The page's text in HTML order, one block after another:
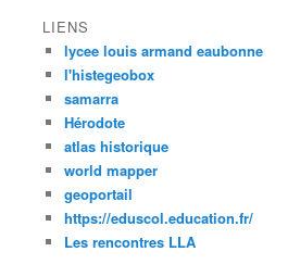
LIENS
lycee louis armand eaubonne
l'histegeobox
samarra
Hérodote
atlas historique
world mapper
geoportail
https://eduscol.education.fr/
Les rencontres LLA